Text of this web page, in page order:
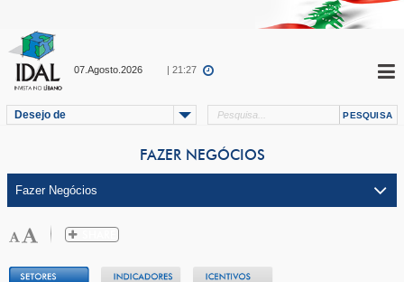
07.Agosto.2026 | 21:27
Desejo de
FAZER NEGÓCIOS